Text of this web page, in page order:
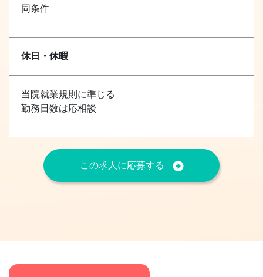
同条件
休日・休暇
当院就業規則に準じる
勤務日数は応相談
この求人に応募する